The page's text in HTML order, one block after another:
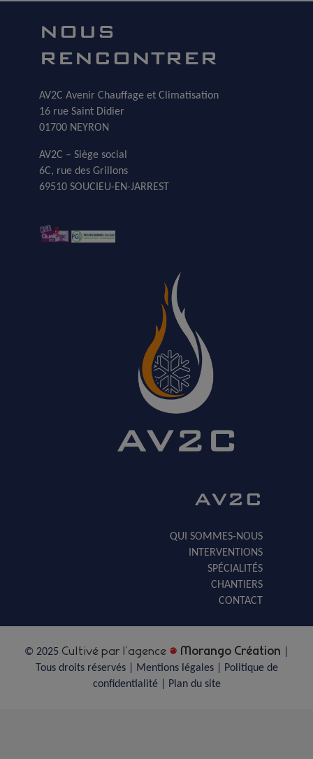
NOUS
RENCONTRER
AV2C Avenir Chauffage et Climatisation
16 rue Saint Didier
01700 NEYRON
AV2C – Siège social
6C, rue des Grillons
69510 SOUCIEU-EN-JARREST
AV2C
QUI SOMMES-NOUS
INTERVENTIONS
SPÉCIALITÉS
CHANTIERS
CONTACT
© 2025 Cultivé par l’agence Morango Création
Tous droits réservés | Mentions légales| Politique de
confidentialité| Plan du site